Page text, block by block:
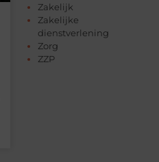
Zakelijk
Zakelijke
dienstverlening
Zorg
ZZP